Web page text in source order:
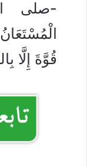
-صلى
قُوَّةَ إِلَّا